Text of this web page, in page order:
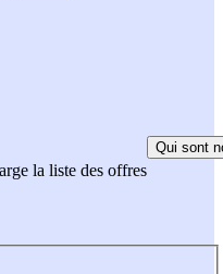
la liste des offres
Qui sont